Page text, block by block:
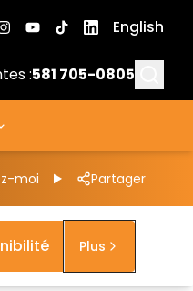
English
:581 705-0805
moi Partager
Plus